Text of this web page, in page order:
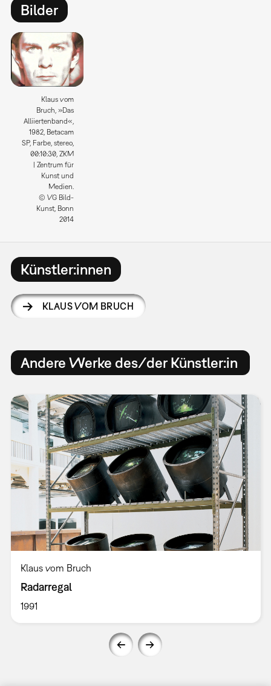
Bilder
Klaus vom
Bruch, »Das
Alliiertenband«,
1982, Betacam
SP, Farbe, stereo,
00:10:30, ZKM
| Zentrum für
Kunst und
Medien.
© VG Bild-
Kunst, Bonn
2014
Künstler:innen
KLAUS VOM BRUCH
Andere Werke des/der Künstler:in
Klaus vom Bruch
Radarregal
1991